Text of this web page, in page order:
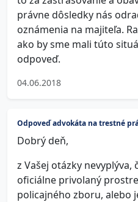
právne dôsledky nás
oznámenia na majiteľa.
ako by sme mali túto
odpoveď.
04.06.2018
Odpoveď advokáta na trestné
Dobrý deň,
z Vašej otázky
oficiálne privolaný
policajného zboru, alebo